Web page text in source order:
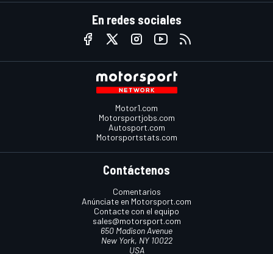
En redes sociales
Motor1.com
Motorsportjobs.com
Autosport.com
Motorsportstats.com
Contáctenos
Comentarios
Anúnciate en Motorsport.com
Contacte con el equipo
sales@motorsport.com
650 Madison Avenue
New York, NY 10022
USA